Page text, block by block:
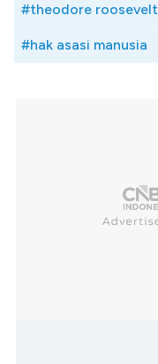
#theodore roosevelt
#hak asasi manusia